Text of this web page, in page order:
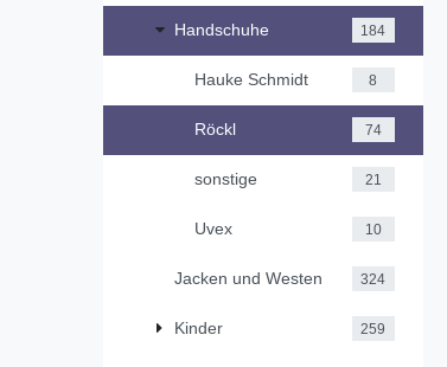
Handschuhe 184
Hauke Schmidt 8
Röckl 74
sonstige 21
Uvex 10
Jacken und Westen 324
Kinder 259